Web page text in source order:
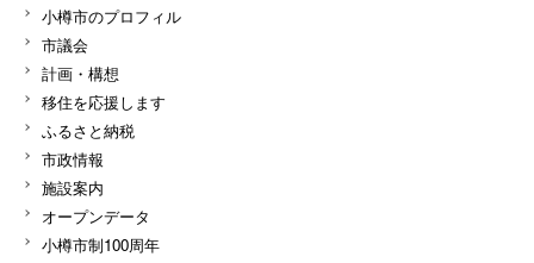
小樽市のプロフィル
市議会
計画・構想
移住を応援します
ふるさと納税
市政情報
施設案内
オープンデータ
小樽市制100周年